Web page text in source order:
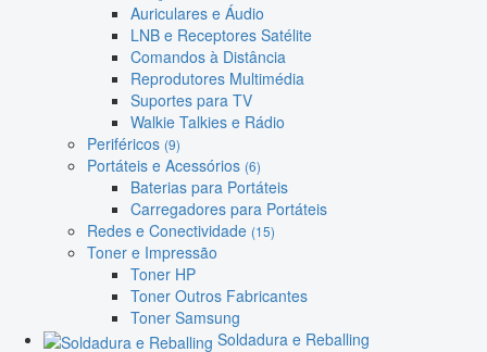
Auriculares e Áudio
LNB e Receptores Satélite
Comandos à Distância
Reprodutores Multimédia
Suportes para TV
Walkie Talkies e Rádio
Periféricos (9)
Portáteis e Acessórios (6)
Baterias para Portáteis
Carregadores para Portáteis
Redes e Conectividade (15)
Toner e Impressão
Toner HP
Toner Outros Fabricantes
Toner Samsung
Soldadura e Reballing